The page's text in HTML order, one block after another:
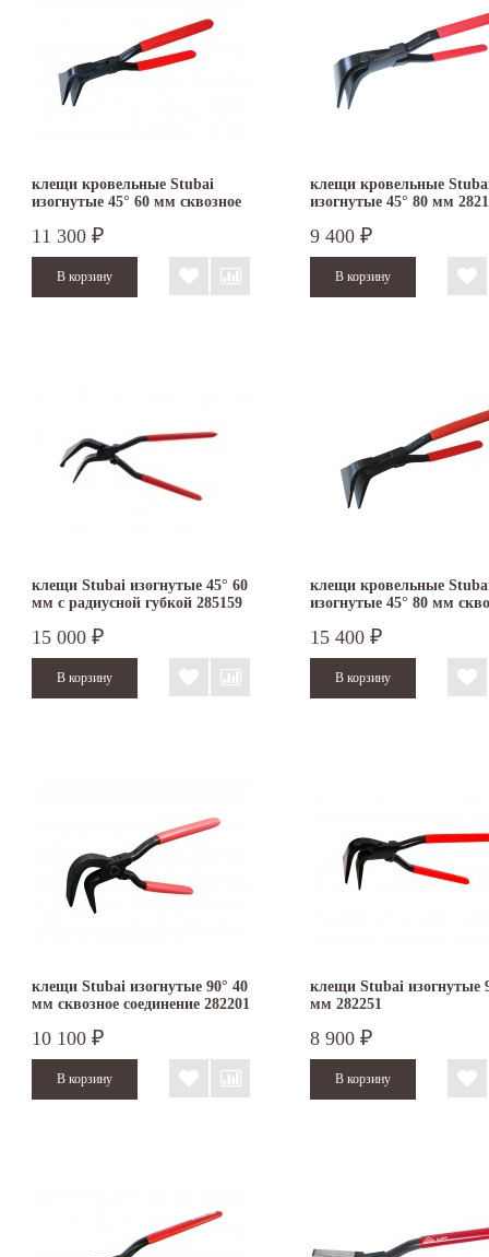
клещи кровельные Stubai
изогнутые 45° 60 мм сквозное
11 300 ₽
клещи кровельные
изогнутые 45° 80 мм
9 400 ₽
клещи Stubai изогнутые 45° 60
мм с радиусной губкой 285159
15 000 ₽
клещи кровельные
изогнутые 45° 80 мм
15 400 ₽
клещи Stubai изогнутые 90° 40
мм сквозное соединение 282201
10 100 ₽
клещи Stubai изогнутые
мм 282251
8 900 ₽